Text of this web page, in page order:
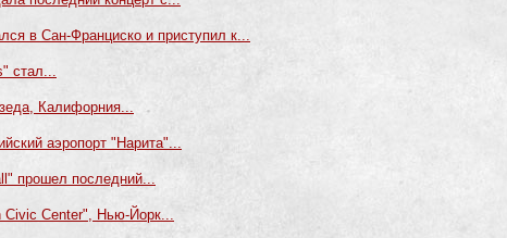
в Сан-Франциско и приступил к...
стал...
Калифорния...
аэропорт "Нарита"...
прошел последний...
Civic Center", Нью-Йорк...